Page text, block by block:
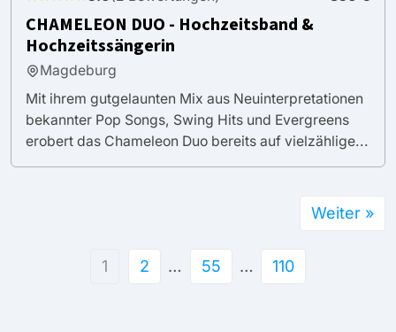
CHAMELEON DUO - Hochzeitsband &
Hochzeitssängerin
Magdeburg
Mit ihrem gutgelaunten Mix aus Neuinterpretationen
bekannter Pop Songs, Swing Hits und Evergreens
erobert das Chameleon Duo bereits auf vielzählige...
1 2 … 55 … 110
Weiter »